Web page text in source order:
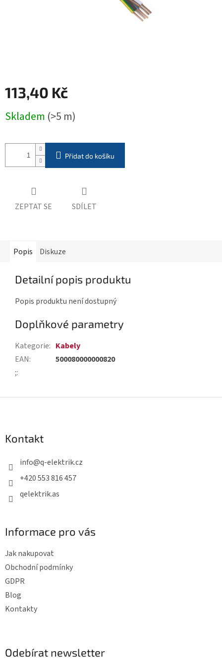
113,40 Kč
cena:
Skladem (>5 m)
Přidat do košíku
ZEPTAT SE SDÍLET
Popis Diskuze
Detailní popis produktu
Popis produktu není dostupný
Doplňkové parametry
Kategorie: Kabely
EAN:
500080000000820
;:
p
aKontakt
info@q-elektrik.cz
+420 553 816 457
qelektrik.as
Informace pro vás
Jak nakupovat
Obchodní podmínky
GDPR
Blog
Kontakty
Odebírat newsletter